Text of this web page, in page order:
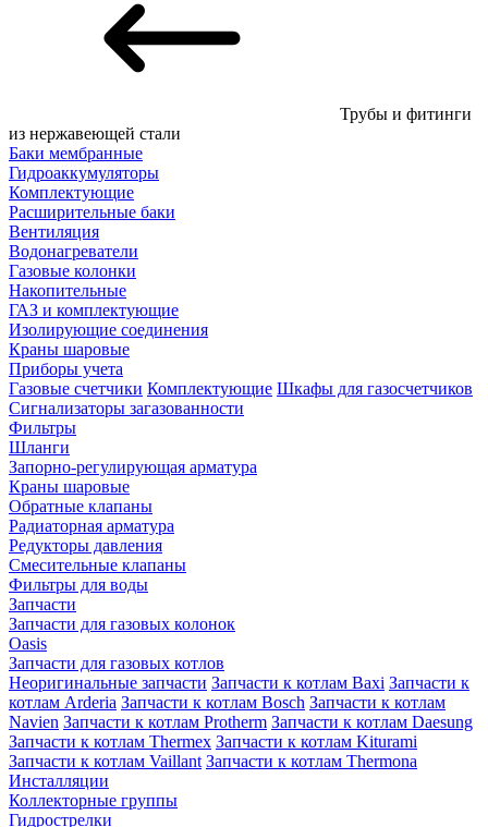
Трубы и фитинги
из нержавеющей стали
Баки мембранные
Гидроаккумуляторы
Комплектующие
Расширительные баки
Вентиляция
Водонагреватели
Газовые колонки
Накопительные
ГАЗ и комплектующие
Изолирующие соединения
Краны шаровые
Приборы учета
Газовые счетчики Комплектующие Шкафы для газосчетчиков
Сигнализаторы загазованности
Фильтры
Шланги
Запорно-регулирующая арматура
Краны шаровые
Обратные клапаны
Радиаторная арматура
Редукторы давления
Смесительные клапаны
Фильтры для воды
Запчасти
Запчасти для газовых колонок
Oasis
Запчасти для газовых котлов
Неоригинальные запчасти Запчасти к котлам Baxi Запчасти к
котлам Arderia Запчасти к котлам Bosch Запчасти к котлам
Navien Запчасти к котлам Protherm Запчасти к котлам Daesung
Запчасти к котлам Thermex Запчасти к котлам Kiturami
Запчасти к котлам Vaillant Запчасти к котлам Thermona
Инсталляции
Коллекторные группы
Гидрострелки